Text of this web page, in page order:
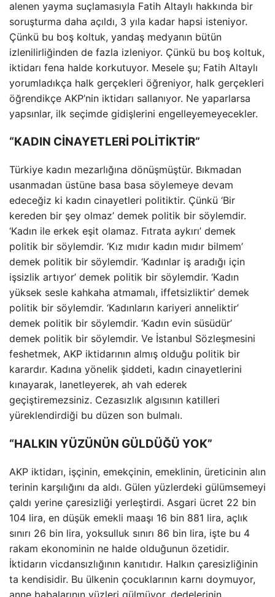
alenen yayma suçlamasıyla Fatih Altaylı hakkında bir
soruşturma daha açıldı, 3 yıla kadar hapsi isteniyor.
Çünkü bu boş koltuk, yandaş medyanın bütün
izlenilirliğinden de fazla izleniyor. Çünkü bu boş koltuk,
iktidarı fena halde korkutuyor. Mesele şu; Fatih Altaylı
yorumladıkça halk gerçekleri öğreniyor, halk gerçekleri
öğrendikçe AKP’nin iktidarı sallanıyor. Ne yaparlarsa
yapsınlar, ilk seçimde gidişlerini engelleyemeyecekler.
“KADIN CİNAYETLERİ POLİTİKTİR”
Türkiye kadın mezarlığına dönüşmüştür. Bıkmadan
usanmadan üstüne basa basa söylemeye devam
edeceğiz ki kadın cinayetleri politiktir. Çünkü ‘Bir
kereden bir şey olmaz’ demek politik bir söylemdir.
‘Kadın ile erkek eşit olamaz. Fıtrata aykırı’ demek
politik bir söylemdir. ‘Kız mıdır kadın mıdır bilmem’
demek politik bir söylemdir. ‘Kadınlar iş aradığı için
işsizlik artıyor’ demek politik bir söylemdir. ‘Kadın
yüksek sesle kahkaha atmamalı, iffetsizliktir’ demek
politik bir söylemdir. ‘Kadınların kariyeri anneliktir’
demek politik bir söylemdir. ‘Kadın evin süsüdür’
demek politik bir söylemdir. Ve İstanbul Sözleşmesini
feshetmek, AKP iktidarının almış olduğu politik bir
karardır. Kadına yönelik şiddeti, kadın cinayetlerini
kınayarak, lanetleyerek, ah vah ederek
geçiştiremezsiniz. Cezasızlık algısının katilleri
yüreklendirdiği bu düzen son bulmalı.
“HALKIN YÜZÜNÜN GÜLDÜĞÜ YOK”
AKP iktidarı, işçinin, emekçinin, emeklinin, üreticinin alın
terinin karşılığını da aldı. Gülen yüzlerdeki gülümsemeyi
çaldı yerine çaresizliği yerleştirdi. Asgari ücret 22 bin
104 lira, en düşük emekli maaşı 16 bin 881 lira, açlık
sınırı 26 bin lira, yoksulluk sınırı 86 bin lira, işte bu 4
rakam ekonominin ne halde olduğunun özetidir.
İktidarın vicdansızlığının kanıtıdır. Halkın çaresizliğinin
ta kendisidir. Bu ülkenin çocuklarının karnı doymuyor,
anne babalarının yüzleri gülmüyor, dedelerinin